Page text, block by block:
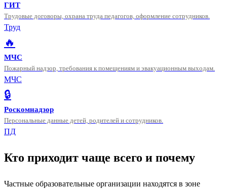
ГИТ
Трудовые договоры, охрана труда педагогов, оформление сотрудников.
Труд
🔥
МЧС
Пожарный надзор, требования к помещениям и эвакуационным выходам.
МЧС
🔒
Роскомнадзор
Персональные данные детей, родителей и сотрудников.
ПД
Кто приходит чаще всего и почему
Частные образовательные организации находятся в зоне